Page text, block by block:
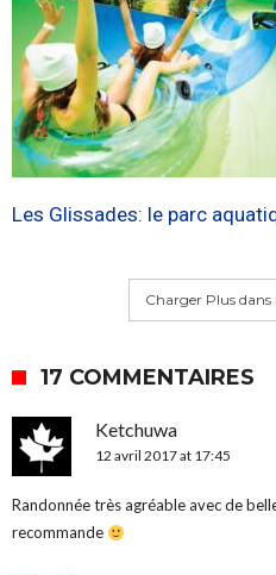
Les Glissades: le parc
Charger Plus dans
17 COMMENTAIRES
Ketchuwa
12 avril 2017 at 17:45
Randonnée très agréable avec de
recommande